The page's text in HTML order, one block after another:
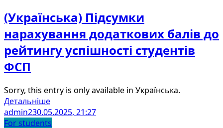
(Українська) Підсумки
нарахування додаткових балів до
рейтингу успішності студентів
ФСП
Sorry, this entry is only available in Українська.
Детальніше
admin230.05.2025, 21:27
For students